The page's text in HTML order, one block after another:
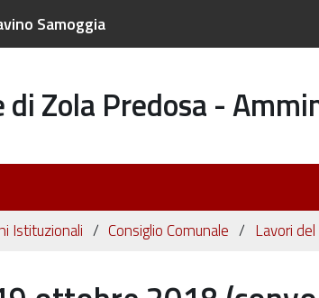
Samoggia
di Zola Predosa -
Istituzionali Consiglio Comunale Lavori